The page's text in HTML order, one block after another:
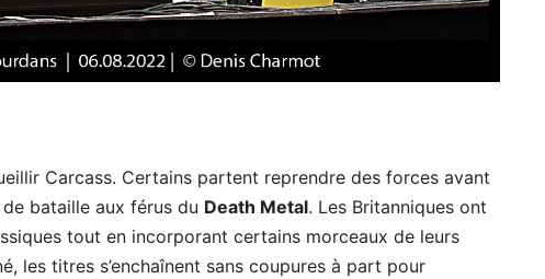
Carcass. Certains partent reprendre des forces avant
bataille aux férus du Death Metal. Les Britanniques ont
tout en incorporant certains morceaux de leurs
les titres s’enchaînent sans coupures à part pour